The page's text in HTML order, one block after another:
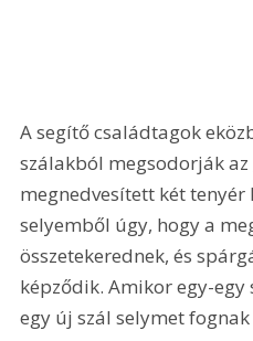
A segítő családtagok
szálakból megsodorják az
megnedvesített két
selyemből úgy, hogy a
összetekerednek, és
képződik. Amikor egy-egy
egy új szál selymet fognak